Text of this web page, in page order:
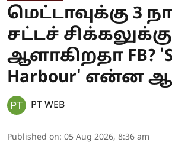
மெட்டாவுக்கு 3
சட்டச் சிக்கலுக்கு
ஆளாகிறதா FB?
Harbour' என்ன
PT WEB
Published on: 05 Aug 2026, 8:36 am